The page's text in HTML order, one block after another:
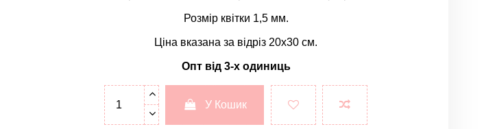
Розмір квітки 1,5 мм.
Ціна вказана за відріз 20х30 см.
Опт від 3-х одиниць
У Кошик